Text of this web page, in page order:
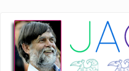
Salta
contenuto
principale